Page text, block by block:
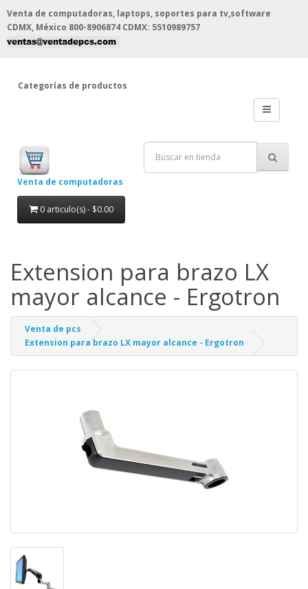
Venta de computadoras, laptops, soportes para tv,software
CDMX, México 800-8906874 CDMX: 5510989757
Categorías de productos
Venta de computadoras
0 articulo(s) - $0.00
Extension para brazo LX
mayor alcance - Ergotron
Venta de pcs
Extension para brazo LX mayor alcance - Ergotron